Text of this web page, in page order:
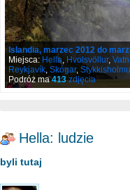
Islandia, marzec 2012 do
Miejsca: Hella, Hvolsvöllur,
Reykjavík, Skógar,
Podróż ma413zdjęcia
Hella: ludzie
byli tutaj